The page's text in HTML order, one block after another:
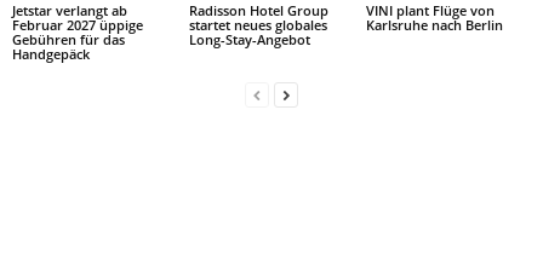
Jetstar verlangt ab
Februar 2027 üppige
Gebühren für das
Handgepäck
Radisson Hotel Group
startet neues globales
Long-Stay-Angebot
VINI plant Flüge von
Karlsruhe nach Berlin